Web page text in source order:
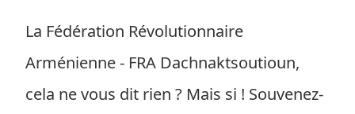
La Fédération Révolutionnaire
Arménienne - FRA Dachnaktsoutioun,
cela ne vous dit rien ? Mais si ! Souvenez-